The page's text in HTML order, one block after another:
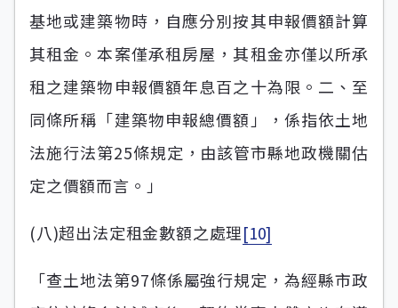
基地或建築物時，自應分別按其申報價額計算
其租金。本案僅承租房屋，其租金亦僅以所承
租之建築物申報價額年息百之十為限。二、至
同條所稱「建築物申報總價額」，係指依土地
法施行法第25條規定，由該管市縣地政機關估
定之價額而言。」
(八)超出法定租金數額之處理[10]
「查土地法第97條係屬強行規定，為經縣市政